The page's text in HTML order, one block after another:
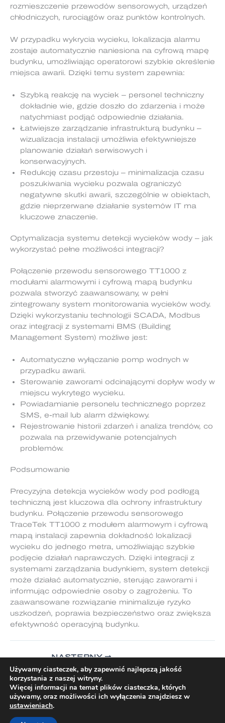
rozmieszczenie przewodów sensorowych, urządzeń
chłodniczych, rurociągów oraz punktów kontrolnych.
W przypadku wykrycia wycieku, lokalizacja alarmu
zostaje automatycznie naniesiona na cyfrową mapę
budynku, umożliwiając operatorowi szybkie określenie
miejsca awarii. Dzięki temu system zapewnia:
Szybką reakcję na wyciek – personel techniczny
dokładnie wie, gdzie doszło do zdarzenia i może
natychmiast podjąć odpowiednie działania.
Łatwiejsze zarządzanie infrastrukturą budynku –
wizualizacja instalacji umożliwia efektywniejsze
planowanie działań serwisowych i
konserwacyjnych.
Redukcję czasu przestoju – minimalizacja czasu
poszukiwania wycieku pozwala ograniczyć
negatywne skutki awarii, szczególnie w obiektach,
gdzie nieprzerwane działanie systemów IT ma
kluczowe znaczenie.
Optymalizacja systemu detekcji wycieków wody – jak
wykorzystać pełne możliwości integracji?
Połączenie przewodu sensorowego TT1000 z
modułami alarmowymi i cyfrową mapą budynku
pozwala stworzyć zaawansowany, w pełni
zintegrowany system monitorowania wycieków wody.
Dzięki wykorzystaniu technologii SCADA, Modbus
oraz integracji z systemami BMS (Building
Management System) możliwe jest:
Automatyczne wyłączanie pomp wodnych w
przypadku awarii.
Sterowanie zaworami odcinającymi dopływ wody w
miejscu wykrytego wycieku.
Powiadamianie personelu technicznego poprzez
SMS, e-mail lub alarm dźwiękowy.
Rejestrowanie historii zdarzeń i analiza trendów, co
pozwala na przewidywanie potencjalnych
problemów.
Podsumowanie
Precyzyjna detekcja wycieków wody pod podłogą
techniczną jest kluczowa dla ochrony infrastruktury
budynku. Połączenie przewodu sensorowego
TraceTek TT1000 z modułem alarmowym i cyfrową
mapą instalacji zapewnia dokładność lokalizacji
wycieku do jednego metra, umożliwiając szybkie
podjęcie działań naprawczych. Dzięki integracji z
systemami zarządzania budynkiem, system detekcji
może działać automatycznie, sterując zaworami i
informując odpowiednie osoby o zagrożeniu. To
zaawansowane rozwiązanie minimalizuje ryzyko
uszkodzeń, poprawia bezpieczeństwo oraz zwiększa
efektywność operacyjną budynku.
NASTĘPNY
Używamy ciasteczek, aby zapewnić najlepszą jakość
korzystania z naszej witryny.
Więcej informacji na temat plików ciasteczka, których
używamy, oraz możliwości ich wyłączenia znajdziesz w
ustawieniach.